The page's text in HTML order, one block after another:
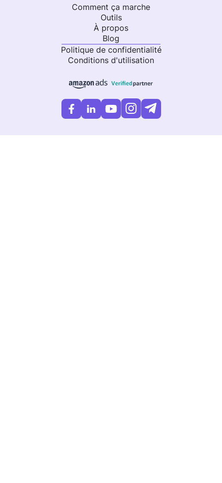
Comment ça marche
Outils
À propos
Blog
Politique de confidentialité
Conditions d'utilisation